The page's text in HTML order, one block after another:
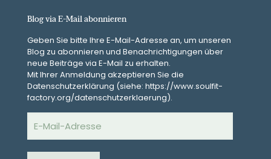
Blog via E-Mail abonnieren
Geben Sie bitte Ihre E-Mail-Adresse an, um unseren
Blog zu abonnieren und Benachrichtigungen über
neue Beiträge via E-Mail zu erhalten.
Mit Ihrer Anmeldung akzeptieren Sie die
Datenschutzerklärung (siehe: https://www.soulfit-
factory.org/datenschutzerklaerung).
Mail-
Adresse